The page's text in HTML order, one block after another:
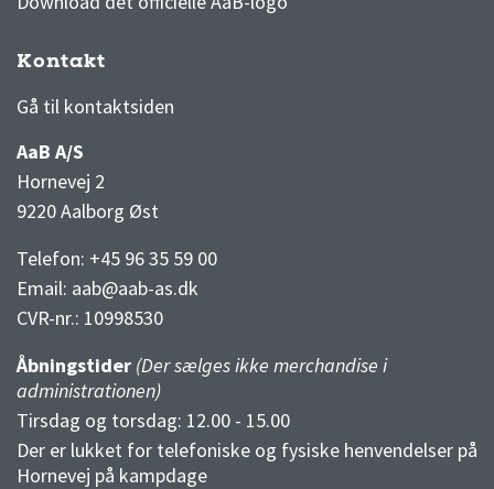
Kontakt
Gå til kontaktsiden
AaB A/S
Hornevej 2
9220 Aalborg Øst
Telefon: +45 96 35 59 00
Email: aab@aab-as.dk
CVR-nr.: 10998530
Åbningstider (Der sælges ikke merchandise i
administrationen)
Tirsdag og torsdag: 12.00 - 15.00
Der er lukket for telefoniske og fysiske henvendelser på
Hornevej på kampdage